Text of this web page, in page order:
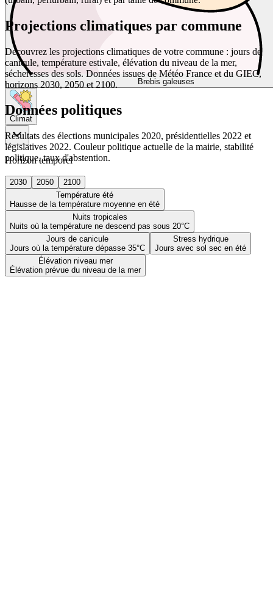
Brebis galeuses
Climat
Horizon temporel
2030 2050
2100
Température été
Hausse de la température moyenne en été
Nuits tropicales
Nuits où la température ne descend pas sous 20°C
Jours de canicule
Jours où la température dépasse 35°C
Stress hydrique
Jours avec sol sec en été
Élévation niveau mer
Élévation prévue du niveau de la mer
Projections climatiques par commune
Découvrez les projections climatiques de votre commune : jours de
canicule, température estivale, élévation du niveau de la mer,
sécheresses des sols. Données issues de Météo France et du GIEC,
horizons 2030, 2050 et 2100.
Données politiques
Résultats des élections municipales 2020, présidentielles 2022 et
législatives 2022. Couleur politique actuelle de la mairie, stabilité
politique, taux d'abstention.